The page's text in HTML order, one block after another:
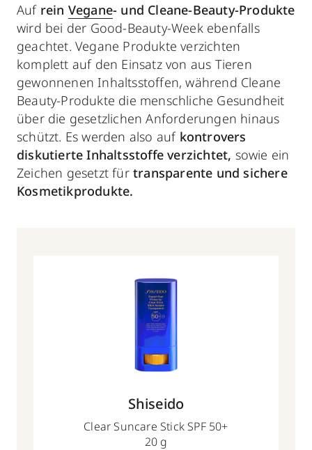
Auf rein Vegane- und Cleane-Beauty-Produkte
wird bei der Good-Beauty-Week ebenfalls
geachtet. Vegane Produkte verzichten
komplett auf den Einsatz von aus Tieren
gewonnenen Inhaltsstoffen, während Cleane
Beauty-Produkte die menschliche Gesundheit
über die gesetzlichen Anforderungen hinaus
schützt. Es werden also auf kontrovers
diskutierte Inhaltsstoffe verzichtet, sowie ein
Zeichen gesetzt für transparente und sichere
Kosmetikprodukte.
Shiseido
Clear Suncare Stick SPF 50+
20 g